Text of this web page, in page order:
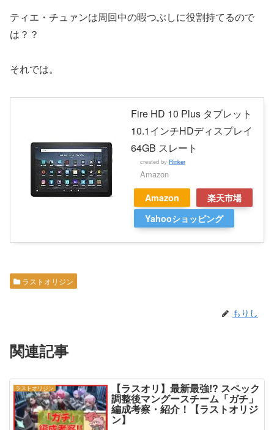
ティエ・チュァンは周回中の暇つぶしに役割持てるので
は？？
それでは。
Fire HD 10 Plus タブレット
10.1インチHDディスプレイ
64GB スレート
created by Rinker
Amazon
Amazon
楽天市場
Yahooショッピング
ラストオリジン
もりし
関連記事
ラストオリジン 【ラスオリ】最新最強!? スペック
調整後マングースチーム「ガチ」
編成考察・紹介！【ラストオリジ
ン】